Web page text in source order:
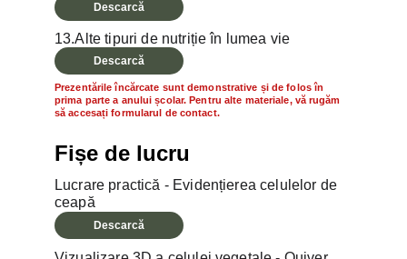
Descarcă
13.Alte tipuri de nutriție în lumea vie
Descarcă
Fișe de lucru
Prezentările încărcate sunt demonstrative și de folos în
prima parte a anului școlar. Pentru alte materiale, vă rugăm
să accesați formularul de contact.
Lucrare practică - Evidențierea celulelor de
ceapă
Descarcă